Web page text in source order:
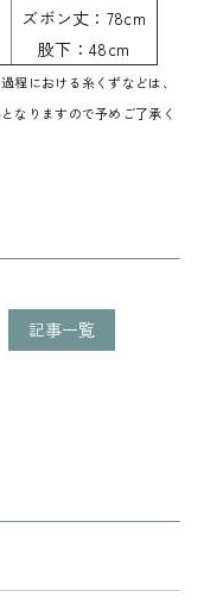
ズボン丈：78cm
股下：48cm
程における糸くずなどは、
なりますので予めご了承く
記事一覧